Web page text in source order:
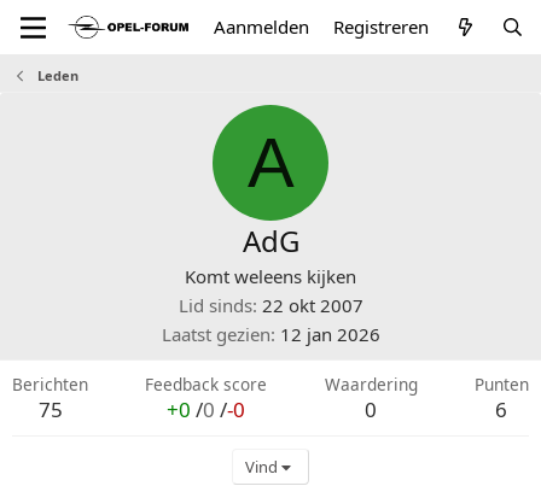
Aanmelden Registreren
Leden
A
AdG
Komt weleens kijken
Lid sinds 22 okt 2007
Laatst gezien 12 jan 2026
Berichten
75
Feedback score
+0 /0 /-0
Waardering
0
Punten
6
Vind